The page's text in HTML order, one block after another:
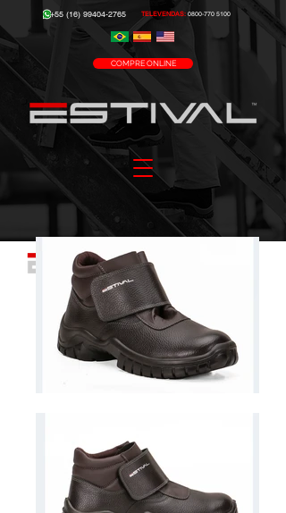
+55 (16) 99404-2765 TELEVENDAS: 0800-770 5100
COMPRE ONLINE